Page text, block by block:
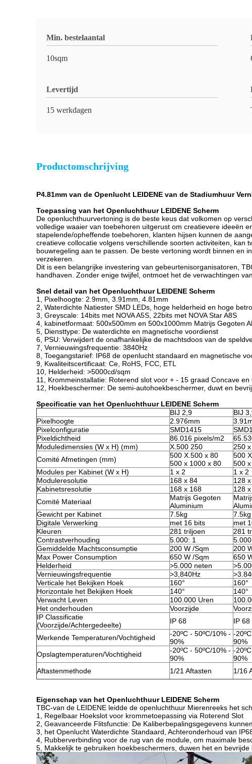
Min. bestelaantal
10sqm
Levertijd
15 werkdagen
Productomschrijving
P4.81mm van de Openlucht LEIDENE van de Stadiumhuur
Toepassing van het Openluchthuur LEIDENE Scherm
De openluchthuurvertoning is de beste keus dat volkomen op
volledige waaier van toebehoren uitgerust om creatievere ideeën
stapelende/opheffende toebehoren, klanten hijsen kunnen de
creatieve collocatie volgens verschillende soorten activiteiten,
bouwregeling aan te passen. De beste vertoning wordt binnen en
verzekeren.
Dit is een belangrijke investering van gebeurtenisorganisatoren,
handhaven. Zonder enige twijfel, ontmoet het de verwachtingen
Snel detail van het Openluchthuur LEIDENE Scherm
1, Pixelhoogte: 2.9mm, 3.91mm, 4.81mm
2, Waterdichte Natiester SMD LEDs, hoge helderheid en hoge
3, Greyscale: 14bits met NOVA A5S, 22bits met NOVA Star A8S
4, kabinetformaat: 500x500mm en 500x1000mm Matrijs Gegoten
5, Diensttype: De waterdichte en magnetische voordienst
6, PSU: Verwijdert de onafhankelijke de machtsdoos van de
7, Vernieuwingsfrequentie: 3840Hz
8, Toegangstarief: IP68 de openlucht standaard en magnetische
9, Kwaliteitscertificaat: Ce, RoHS, FCC, ETL
10, Helderheid: >5000cd/sqm
11, Krommeinstallatie: Roterend slot voor + - 15 graad Concave en
12, Hoekbeschermer: De semi-autohoekbeschermer, duwt en
Specificatie van het Openluchthuur LEIDENE Scherm
BIJ 2,9
BIJ
Pixelhoogte
2.976mm
Pixelconfiguratie
SMD1415
Pixeldichtheid
86.016 pixels/m2
Moduledimensies (W x H) (mm)
X.500 250 250
Comité Afmetingen (mm)
500 X.500 x 80
500 x 1000 x 80
500
500
Modules per Kabinet (W x H)
1 x 2 1 x 2
Moduleresolutie
168 x 84 128
Kabinetsresolutie
168 x 168 128
Comité Materiaal
Matrijs Gegoten
Aluminium
Gewicht per Kabinet
7.5kg 7.5kg
Digitale Verwerking
met 16 bits met
Kleuren
281 triljoen 281
Contrastverhouding
5.000: 1
Gemiddelde Machtsconsumptie
200 W /Sqm 200
Max Power Consumption
650 W /Sqm 650
Helderheid
>5.000 neten
Vernieuwingsfrequentie
>3,840Hz
Verticale het Bekijken Hoek
160° 160°
Horizontale het Bekijken Hoek
140° 140°
Verwacht Leven
100.000 Uren
Het onderhouden
Voorzijde
IP Classificatie
(Voorzijde/Achtergedeelte)
IP 68 IP 68
Werkende Temperaturen/Vochtigheid
-20ºC - 50ºC/10% -
90%
-
90%
Opslagtemperaturen/Vochtigheid
-20ºC - 50ºC/10% -
90%
-
90%
Aftastenmethode
1/21 Aftasten 1/16
Eigenschap van het Openluchthuur LEIDENE Scherm
TBC-van de LEIDENE leidde de openluchthuur Mierenreeks het
1, Regelbaar Hoekslot voor krommetoepassing via Roterend Slot
2, Geavanceerde Flitsfunctie: De Kaliberbepalingsgegevens
3, het Openlucht Waterdichte Standaard, Achteronderhoud van
4, Rubberverbinding voor de rug van de module, om maximale
5, Makkelijk te gebruiken hoekbeschermers, duwen het en